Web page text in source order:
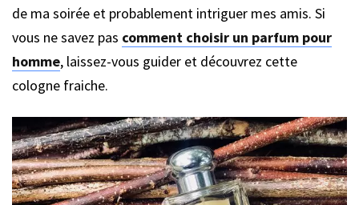
de ma soirée et probablement intriguer mes amis. Si
vous ne savez pas comment choisir un parfum pour
homme, laissez-vous guider et découvrez cette
cologne fraiche.